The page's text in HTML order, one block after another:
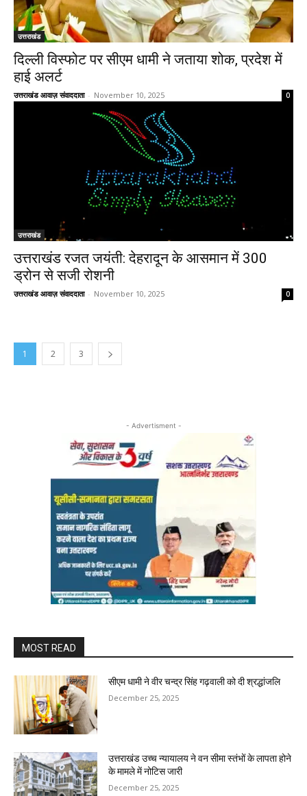
उत्तराखंड
दिल्ली विस्फोट पर सीएम धामी ने जताया शोक, प्रदेश में
हाई अलर्ट
उत्तराखंड आवाज़ संवाददाता - November 10, 2025 0
उत्तराखंड
उत्तराखंड रजत जयंती: देहरादून के आसमान में 300
ड्रोन से सजी रोशनी
उत्तराखंड आवाज़ संवाददाता - November 10, 2025 0
1 2 3
- Advertisment -
MOST READ
सीएम धामी ने वीर चन्द्र सिंह गढ़वाली को दी श्रद्धांजलि
December 25, 2025
उत्तराखंड उच्च न्यायालय ने वन सीमा स्तंभों के लापता होने
के मामले में नोटिस जारी
December 25, 2025